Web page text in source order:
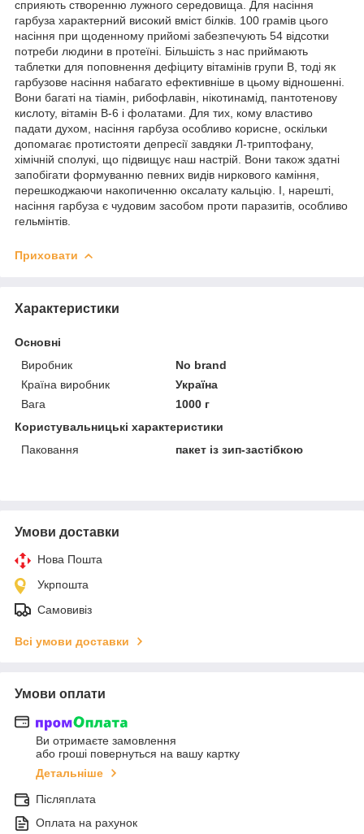
сприяють створенню лужного середовища. Для насіння
гарбуза характерний високий вміст білків. 100 грамів цього
насіння при щоденному прийомі забезпечують 54 відсотки
потреби людини в протеїні. Більшість з нас приймають
таблетки для поповнення дефіциту вітамінів групи В, тоді як
гарбузове насіння набагато ефективніше в цьому відношенні.
Вони багаті на тіамін, рибофлавін, нікотинамід, пантотенову
кислоту, вітамін В-6 і фолатами. Для тих, кому властиво
падати духом, насіння гарбуза особливо корисне, оскільки
допомагає протистояти депресії завдяки Л-триптофану,
хімічній сполукі, що підвищує наш настрій. Вони також здатні
запобігати формуванню певних видів ниркового каміння,
перешкоджаючи накопиченню оксалату кальцію. І, нарешті,
насіння гарбуза є чудовим засобом проти паразитів, особливо
гельмінтів.
Приховати
Характеристики
Основні
Виробник
No brand
Країна виробник
Україна
Вага
1000 г
Користувальницькі характеристики
Паковання
пакет із зип-застібкою
Умови доставки
Нова Пошта
Укрпошта
Самовивіз
Всі умови доставки
Умови оплати
Ви отримаєте замовлення
або гроші повернуться на вашу картку
Детальніше
Післяплата
Оплата на рахунок